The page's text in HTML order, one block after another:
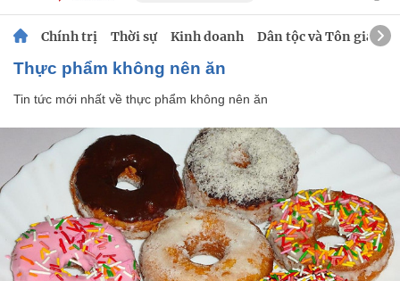
Chính trị Thời sự Kinh doanh Dân tộc và Tôn giáo
thực phẩm không nên ăn
Tin tức mới nhất về thực phẩm không nên ăn